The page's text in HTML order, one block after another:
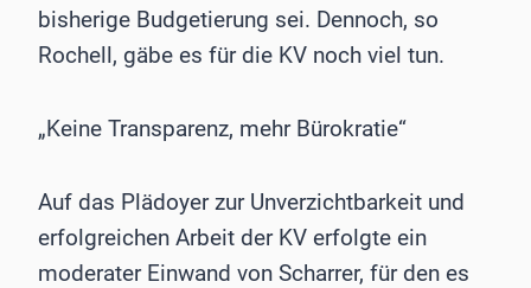
bisherige Budgetierung sei. Dennoch, so
Rochell, gäbe es für die KV noch viel tun.
„Keine Transparenz, mehr Bürokratie“
Auf das Plädoyer zur Unverzichtbarkeit und
erfolgreichen Arbeit der KV erfolgte ein
moderater Einwand von Scharrer, für den es